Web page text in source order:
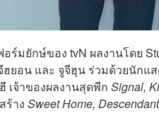
ร์มยักษ์ของ tvN ผลงานโดย
ยอน และ จูจีฮุน ร่วมด้วยนักแ
เจ้าของผลงานสุดพีก Signal,
ร้าง Sweet Home,